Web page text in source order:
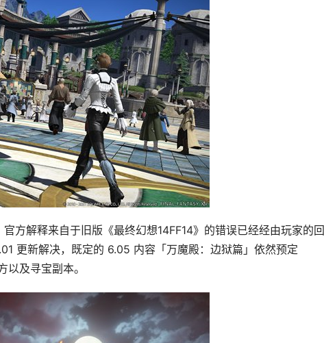
方解释来自于旧版《最终幻想14FF14》的错误已经经由玩家的回
更新解决，既定的 6.05 内容「万魔殿：边狱篇」依然预定
及寻宝副本。